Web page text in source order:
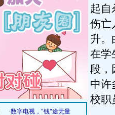
起自
伤亡
升。
在学
段，
中许
校职